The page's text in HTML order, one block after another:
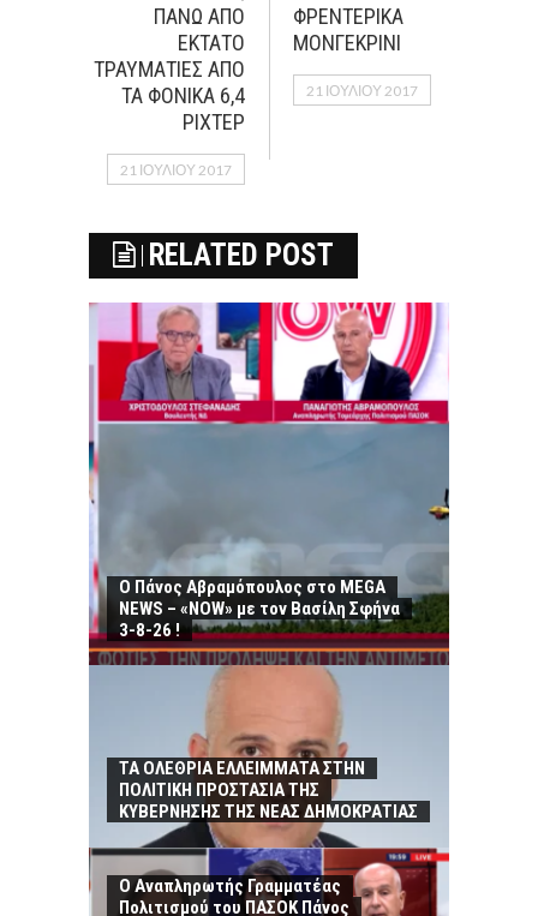
ΠΑΝΩ ΑΠΟ
ΕΚΤΑΤΟ
ΤΡΑΥΜΑΤΙΕΣ ΑΠΟ
ΤΑ ΦΟΝΙΚΑ 6,4
ΡΙΧΤΕΡ
21 ΙΟΥΛΊΟΥ 2017
ΦΡΕΝΤΕΡΙΚΑ
ΜΟΝΓΕΚΡΙΝΙ
21 ΙΟΥΛΊΟΥ 2017
RELATED POST
Ο Πάνος Αβραμόπουλος στο MEGA
NEWS – «NOW» με τον Βασίλη Σφήνα
3-8-26 !
ΤΑ ΟΛΕΘΡΙΑ ΕΛΛΕΙΜΜΑΤΑ ΣΤΗΝ
ΠΟΛΙΤΙΚΗ ΠΡΟΣΤΑΣΙΑ ΤΗΣ
ΚΥΒΕΡΝΗΣΗΣ ΤΗΣ ΝΕΑΣ ΔΗΜΟΚΡΑΤΙΑΣ
Ο Αναπληρωτής Γραμματέας
Πολιτισμού του ΠΑΣΟΚ Πάνος